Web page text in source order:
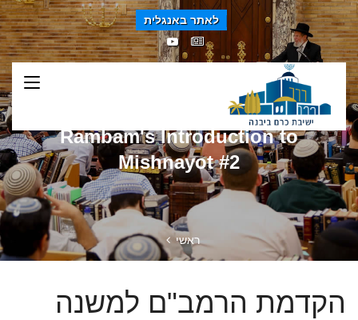
לאתר באנגלית
Rambam's Introduction to
Mishnayot #2
ראשי
הקדמת הרמב"ם למשנה